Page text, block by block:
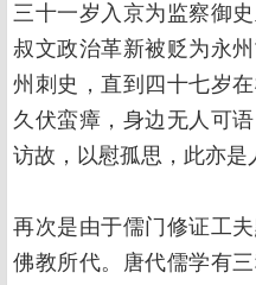
三十一岁入京为监察御
叔文政治革新被贬为永
州刺史，直到四十七岁
久伏蛮瘴，身边无人可
访故，以慰孤思，此亦是
再次是由于儒门修证工
佛教所代。唐代儒学有